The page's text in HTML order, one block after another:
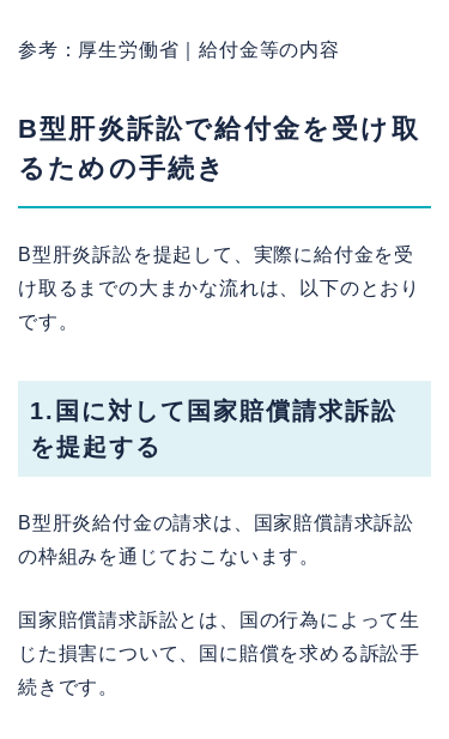
参考： 厚生労働省｜給付金等の内容
B型肝炎訴訟で給付金を受け取
るための手続き
B型肝炎訴訟を提起して、実際に給付金を受
け取るまでの大まかな流れは、以下のとおり
です。
1.国に対して国家賠償請求訴訟
を提起する
B型肝炎給付金の請求は、国家賠償請求訴訟
の枠組みを通じておこないます。
国家賠償請求訴訟とは、国の行為によって生
じた損害について、国に賠償を求める訴訟手
続きです。